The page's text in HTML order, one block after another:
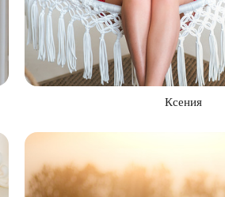
Ксения